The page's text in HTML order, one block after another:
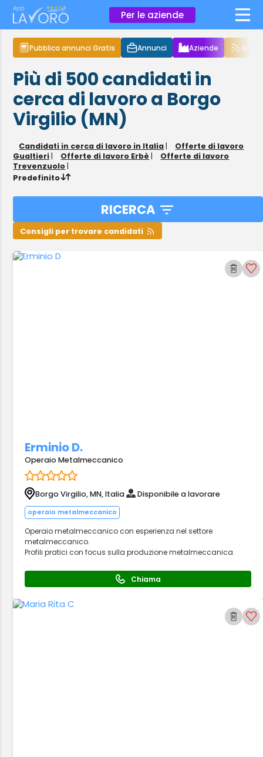
Per le aziende ×
Pubblica annunci Gratis Annunci Aziende
Più di 500candidati in
cerca di lavoroa Borgo
Virgilio (MN)
Candidati in cerca di lavoro in Italia |
Offerte di lavoro
Gualtieri | Offerte di lavoro Erbè |
Offerte di lavoro
Trevenzuolo |
Predefinito
RICERCA
Consigli per trovare candidati
Erminio D.
Operaio Metalmeccanico
Borgo Virgilio, MN, Italia Disponibile a lavorare
operaio metalmeccanico
Operaio metalmeccanico con esperienza nel settore
metalmeccanico.
Profili pratici con focus sulla produzione metalmeccanica.
Chiama